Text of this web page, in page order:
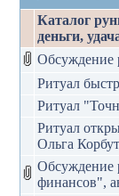
Каталог
деньги,
Обсуждение
Ритуал
Ритуал
Ритуал
Ольга Корбут
Обсуждение
финансов",